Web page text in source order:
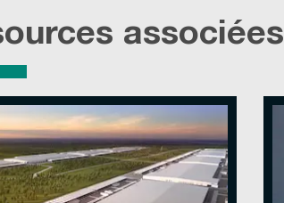
associées